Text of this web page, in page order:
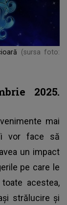
(sursa foto:
2025.
mai
vor face să
un impact
pe care le
acestea,
strălucire și